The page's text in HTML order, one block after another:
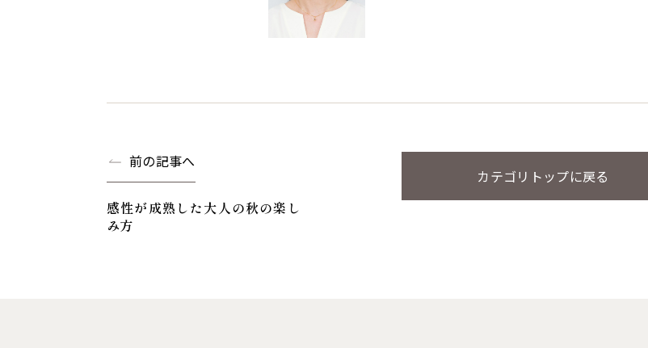
前の記事へ
感性が成熟した大人の秋の楽し
み方
カテゴリトップに戻る